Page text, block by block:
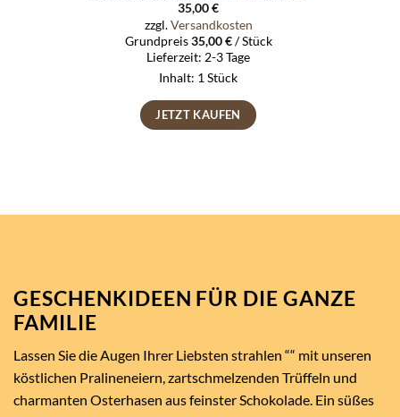
35,00€
zzgl.Versandkosten
Grundpreis35,00€/Stück
Lieferzeit: 2-3 Tage
Inhalt: 1 Stück
JETZT KAUFEN
GESCHENKIDEEN FÜR DIE GANZE
FAMILIE
Lassen Sie die Augen Ihrer Liebsten strahlen ““ mit unseren
köstlichen Pralineneiern, zartschmelzenden Trüffeln und
charmanten Osterhasen aus feinster Schokolade. Ein süßes